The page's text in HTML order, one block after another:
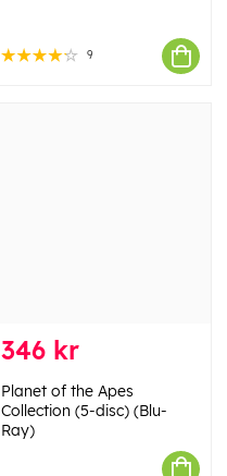
9
346 kr
Planet of the Apes
Collection (5-disc) (Blu-
Ray)